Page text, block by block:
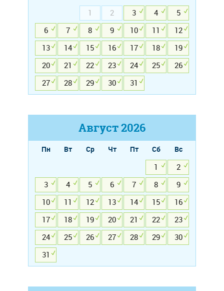
1
2 3 4
5
6
7 8 9 10 11
12
13
14 15 16 17 18
19
20
21 22 23 24 25
26
27
28 29 30 31
Август2026
Пн Вт Ср Чт Пт Сб
Вс
1
2
3
4 5 6 7 8
9
10
11 12 13 14 15
16
17
18 19 20 21 22
23
24
25 26 27 28 29
30
31